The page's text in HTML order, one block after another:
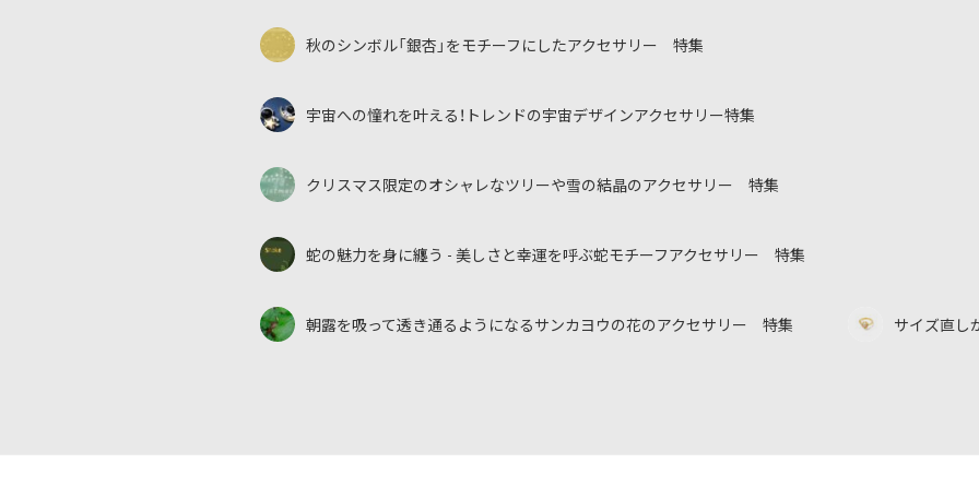
秋のシンボル「銀杏」をモチーフにしたアクセサリー 特集
宇宙への憧れを叶える！トレンドの宇宙デザインアクセサリー特集
クリスマス限定のオシャレなツリーや雪の結晶のアクセサリー 特集
蛇の魅力を身に纏う - 美しさと幸運を呼ぶ蛇モチーフアクセサリー 特集
朝露を吸って透き通るようになるサンカヨウの花のアクセサリー 特集 サイズ直し